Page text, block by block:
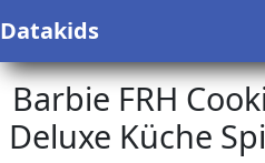
Datakids
Barbie FRH
Deluxe Küche